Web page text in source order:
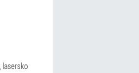
lasersko